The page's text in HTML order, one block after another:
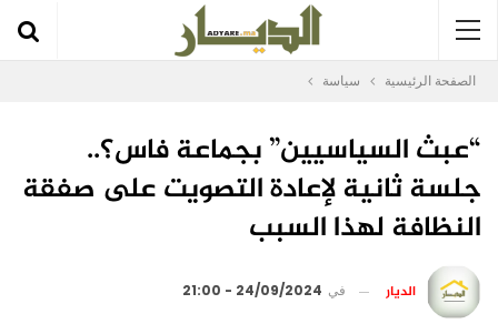
الصفحة الرئيسية سياسة
“عبث السياسيين” بجماعة فاس؟..
جلسة ثانية لإعادة التصويت على صفقة
النظافة لهذا السبب
الديار في 24/09/2024 - 21:00